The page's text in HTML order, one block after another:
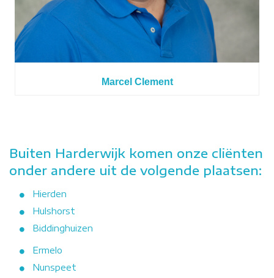
Marcel Clement
Buiten Harderwijk komen onze cliënten
onder andere uit de volgende plaatsen:
Hierden
Hulshorst
Biddinghuizen
Ermelo
Nunspeet